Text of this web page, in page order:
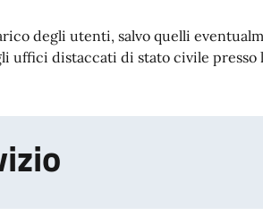
degli utenti, salvo quelli
uffici distaccati di stato civile